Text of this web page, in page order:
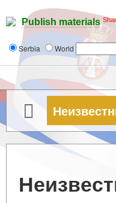
Publish materials
Serbia World